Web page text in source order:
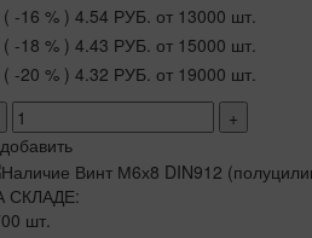
( -16 % ) 4.54 РУБ. от 13000 шт.
( -18 % ) 4.43 РУБ. от 15000 шт.
( -20 % ) 4.32 РУБ. от 19000 шт.
+
добавить
СКЛАДЕ:
шт.